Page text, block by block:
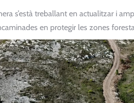
s’està treballant en actualitzar i
en protegir les zones